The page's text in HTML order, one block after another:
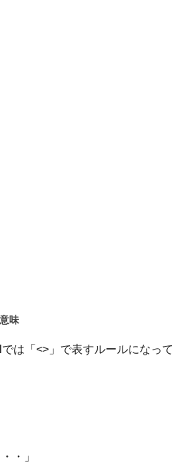
味
は「<>」で表すルールになって
・」